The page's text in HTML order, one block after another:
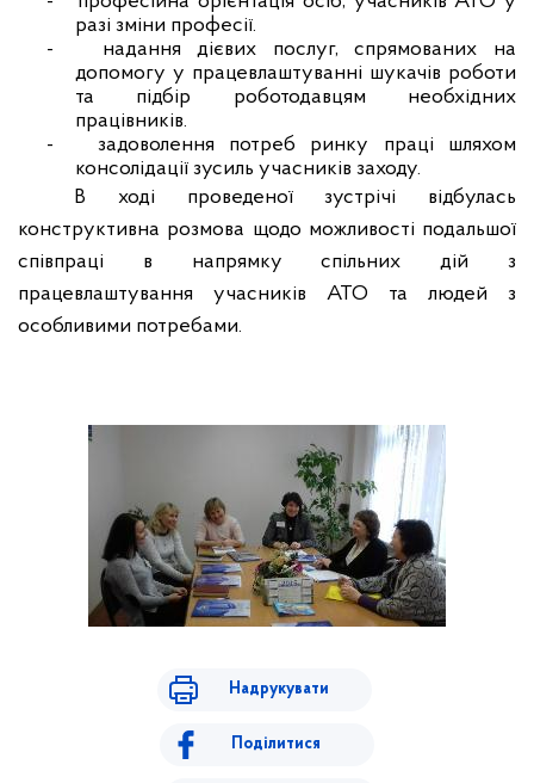
разі зміни професії.
- надання дієвих послуг, спрямованих на
допомогу у працевлаштуванні шукачів роботи
та підбір роботодавцям необхідних
працівників.
- задоволення потреб ринку праці шляхом
консолідації зусиль учасників заходу.
В ході проведеної зустрічі відбулась
конструктивна розмова щодо можливості подальшої
співпраці в напрямку спільних дій з
працевлаштування учасників АТО та людей з
особливими потребами.
Надрукувати
Поділитися